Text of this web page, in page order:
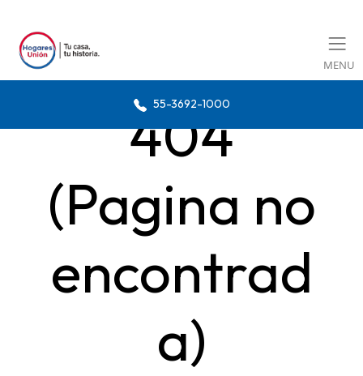
MENU
55-3692-1000
404
(Pagina no
encontrad
a)